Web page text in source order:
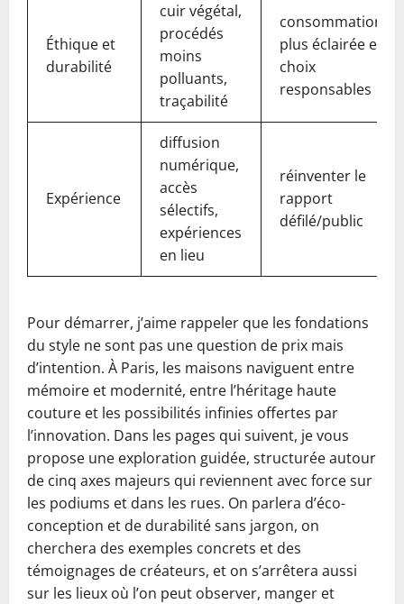
Éthique et
durabilité
cuir végétal,
procédés
moins
polluants,
traçabilité
consommation
plus éclairée et
choix
responsables
Expérience
diffusion
numérique,
accès
sélectifs,
expériences
en lieu
réinventer le
rapport
défilé/public
Pour démarrer, j’aime rappeler que les fondations
du style ne sont pas une question de prix mais
d’intention. À Paris, les maisons naviguent entre
mémoire et modernité, entre l’héritage haute
couture et les possibilités infinies offertes par
l’innovation. Dans les pages qui suivent, je vous
propose une exploration guidée, structurée autour
de cinq axes majeurs qui reviennent avec force sur
les podiums et dans les rues. On parlera d’éco-
conception et de durabilité sans jargon, on
cherchera des exemples concrets et des
témoignages de créateurs, et on s’arrêtera aussi
sur les lieux où l’on peut observer, manger et